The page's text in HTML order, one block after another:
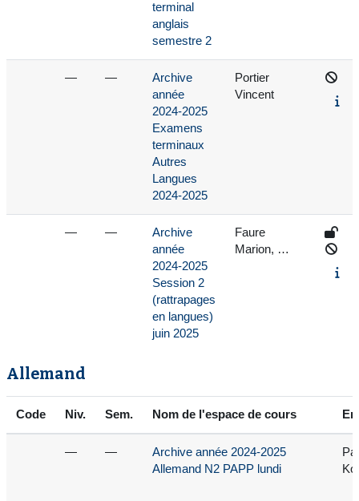
terminal
anglais
semestre 2
— —
Archive
année
2024-2025
Examens
terminaux
Autres
Langues
2024-2025
Portier
Vincent
— —
Archive
année
2024-2025
Session 2
(rattrapages
en langues)
juin 2025
Faure
Marion, …
Allemand
Code Niv. Sem. Nom de l'espace de cours
— —
Archive année 2024-2025
Allemand N2 PAPP lundi